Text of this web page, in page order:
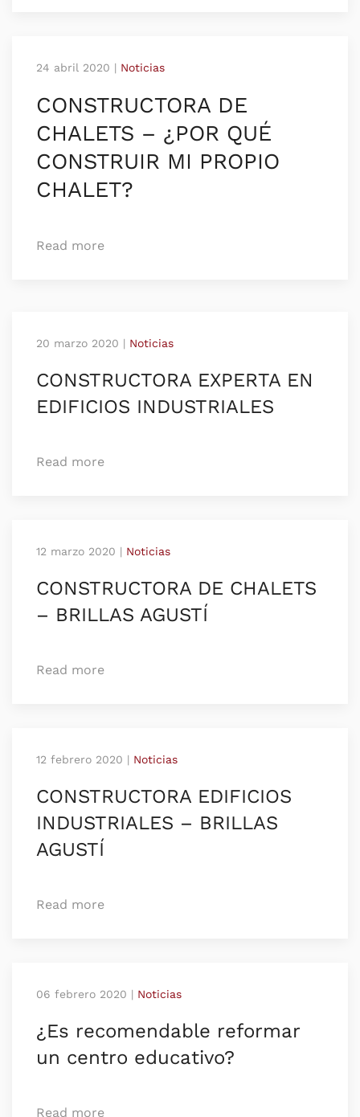
24 abril 2020 | Noticias
CONSTRUCTORA DE
CHALETS – ¿POR QUÉ
CONSTRUIR MI PROPIO
CHALET?
Read more
20 marzo 2020 | Noticias
CONSTRUCTORA EXPERTA EN
EDIFICIOS INDUSTRIALES
Read more
12 marzo 2020 | Noticias
CONSTRUCTORA DE CHALETS
– BRILLAS AGUSTÍ
Read more
12 febrero 2020 | Noticias
CONSTRUCTORA EDIFICIOS
INDUSTRIALES – BRILLAS
AGUSTÍ
Read more
06 febrero 2020 | Noticias
¿Es recomendable reformar
un centro educativo?
Read more